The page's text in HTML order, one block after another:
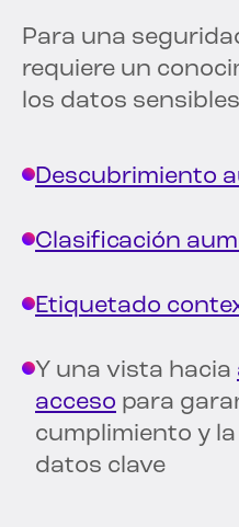
Para una
requiere un
los datos
Descubrimiento
Clasificación
Etiquetado
Y una vista hacia
acceso para
cumplimiento y
datos clave